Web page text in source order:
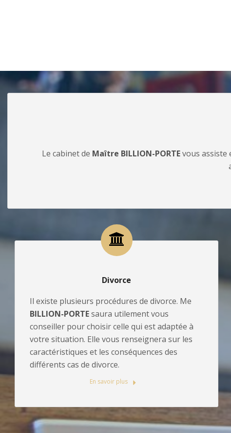
Le cabinet de Maître BILLION-PORTEvous assiste
Divorce
Il existe plusieurs procédures de divorce. Me
BILLION-PORTEsaura utilement vous
conseiller pour choisir celle qui est adaptée à
votre situation. Elle vous renseignera sur les
caractéristiques et les conséquences des
différents cas de divorce.
En savoir plus